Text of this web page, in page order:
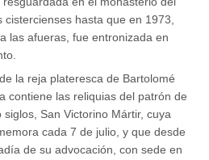
hasta que en 1973,
las afueras, fue entronizada en
la reja plateresca de Bartolomé
contiene las reliquias del patrón de
San Victorino Mártir, cuya
cada 7 de julio, y que desde
de su advocación, con sede en